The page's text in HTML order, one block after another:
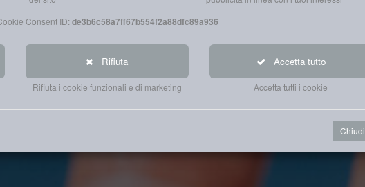
Consent ID: de3b6c58a7ff67b554f2a88dfc89a936
Rifiuta
Rifiuta i cookie funzionali e di marketing
Accetta tutto
Accetta tutti i cookie
Chiudi